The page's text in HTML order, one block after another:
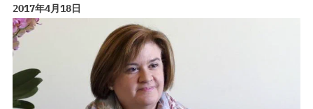
2017年4月18日